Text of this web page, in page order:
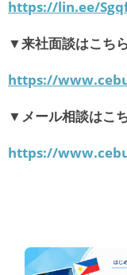
https://lin.ee/
▼来社面談はこちら
https://
▼メール相談はこ
https://